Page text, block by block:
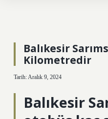
Balıkesir
Kilometredir
Tarih: Aralık 9, 2024
Balıkesir